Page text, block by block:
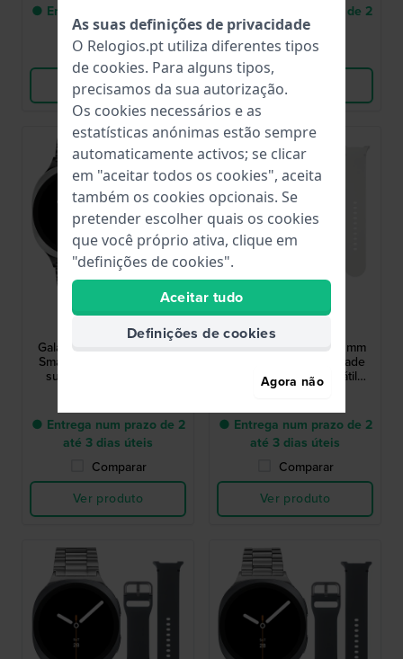
● Entrega num prazo de 2
até 3 dias úteis
Comparar
Ver produto
● Entrega num prazo de 2
até 3 dias úteis
Comparar
Ver produto
SA.L330SBS20
Galaxy Watch8 44 44 mm
Smartwatch de qualidade
superior com ecrã tátil
● Entrega num prazo de 2
até 3 dias úteis
Comparar
Ver produto
SA.L330SBM20
Galaxy Watch8 44 44 mm
Smartwatch de qualidade
superior com ecrã tátil
AMOLED e bracelete extra
● Entrega num prazo de 2
até 3 dias úteis
Comparar
Ver produto
As suas definições de privacidade
O Relogios.pt utiliza diferentes tipos
de cookies. Para alguns tipos,
precisamos da sua autorização.
Os cookies necessários e as
estatísticas anónimas estão sempre
automaticamente activos; se clicar
em "aceitar todos os cookies", aceita
também os cookies opcionais. Se
pretender escolher quais os cookies
que você próprio ativa, clique em
"definições de cookies".
Aceitar tudo
Definições de cookies
Agora não